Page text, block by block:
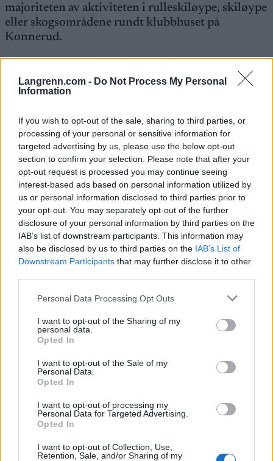
Langrenn.com - Do Not Process My Personal
Information
If you wish to opt-out of the sale, sharing to third parties, or
processing of your personal or sensitive information for
targeted advertising by us, please use the below opt-out
section to confirm your selection. Please note that after your
opt-out request is processed you may continue seeing
interest-based ads based on personal information utilized by
us or personal information disclosed to third parties prior to
your opt-out. You may separately opt-out of the further
disclosure of your personal information by third parties on the
IAB’s list of downstream participants. This information may
also be disclosed by us to third parties on the IAB’s List of
Downstream Participants that may further disclose it to other
Please note that this website/app uses one or more Google
not limited to your visit or usage behaviour. You may click to
grant or deny consent to Google and its third-party tags to
use your data for below specified purposes in below Google
consent section.
Personal Data Processing Opt Outs
I want to opt-out of the Sharing of my
personal data.
Opted In
I want to opt-out of the Sale of my
Personal Data.
Opted In
I want to opt-out of processing my
Personal Data for Targeted Advertising.
Opted In
I want to opt-out of Collection, Use,
Retention, Sale, and/or Sharing of my
majoriteten av aktiviteten i rulleskiløype, skiløype
eller skogsområdene rundt klubbhuset på
Konnerud.
Konnerud IL søker en trener som:
Er innstilt på å samarbeide i trenerteam
Er innforstått med at jobben vil kreve kvelds-
og helgearbeid
Ønsker å ha individuell utøveroppfølging av
juniorløpere
Er dyktig på formidling av skiteknikk
Kan vise plettfri vandel ved politiattest
Tiltredelse og lønn etter nærmere avtale.
Fordi tidlig tiltredelse er ønskelig, bes det om at
Interesserte søkere kan kontakte Lage Sofienlund
lage@idrettsgleden.no eller telefon 90553864.
Om Konnerud IL
Konnerud IL, stifta i 1927, er et av landets større
medlemmer. Skigruppa er en av seks ulike
særidretter i klubben.